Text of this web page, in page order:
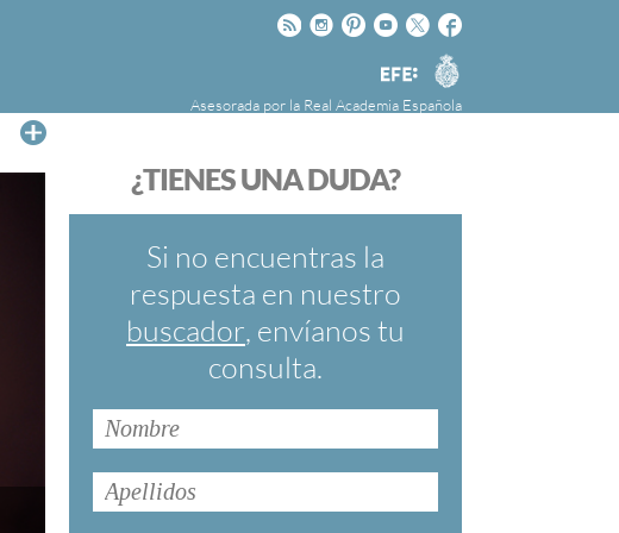
Facebook
Twitter
Youtube
Pinteres
Instagram
Rss
Agencia
EFE
Asesorada por la Real Academia Española
FundéuRAE es una fundación patrocinada por
cuyo objetivo es colaborar con el buen uso del
español en los medios de comunicación y en
Internet.
¿TIENES UNA DUDA?
Si no encuentras la
respuesta en nuestro
buscador, envíanos tu
consulta.